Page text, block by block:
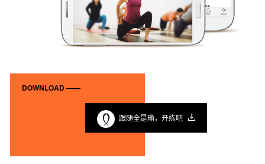
DOWNLOAD ——
跟随全是瑜，开练吧